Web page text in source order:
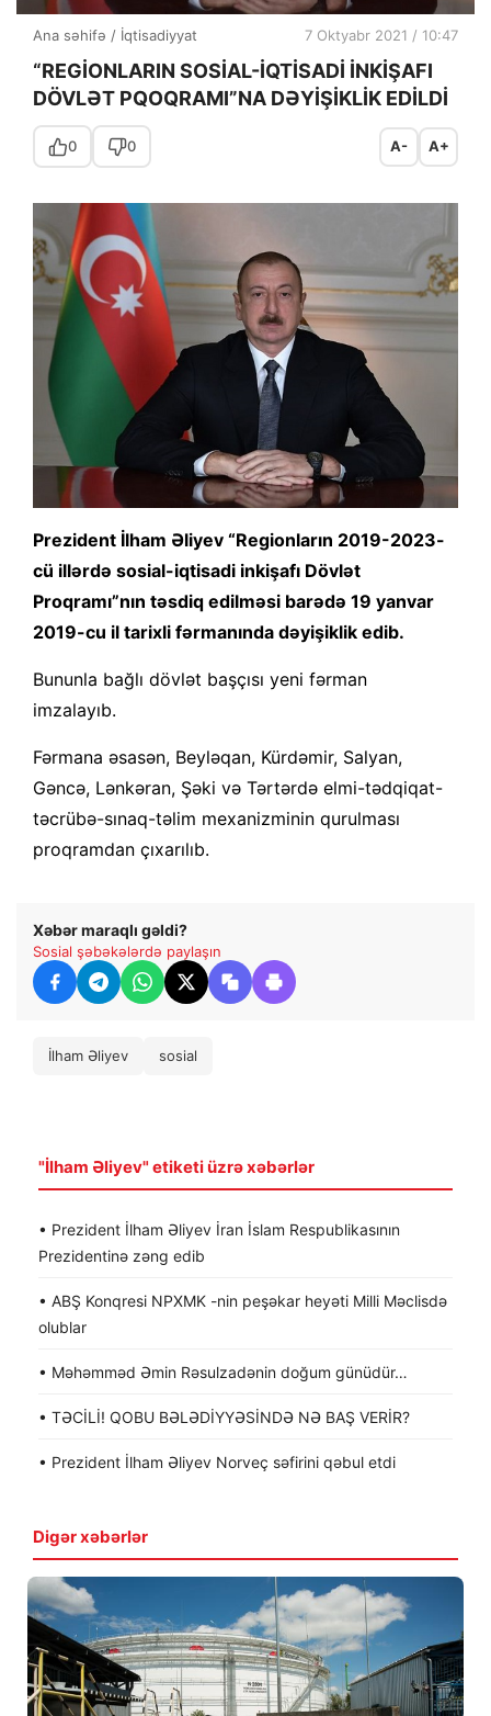
Ana səhifə / İqtisadiyyat 7 Oktyabr 2021 / 10:47
“REGİONLARIN SOSİAL-İQTİSADİ İNKİŞAFI
DÖVLƏT PQOQRAMI”NA DƏYİŞİKLİK EDİLDİ
0 0 A- A+
Prezident İlham Əliyev “Regionların 2019-2023-
cü illərdə sosial-iqtisadi inkişafı Dövlət
Proqramı”nın təsdiq edilməsi barədə 19 yanvar
2019-cu il tarixli fərmanında dəyişiklik edib.
Bununla bağlı dövlət başçısı yeni fərman
imzalayıb.
Fərmana əsasən, Beyləqan, Kürdəmir, Salyan,
Gəncə, Lənkəran, Şəki və Tərtərdə elmi-tədqiqat-
təcrübə-sınaq-təlim mexanizminin qurulması
proqramdan çıxarılıb.
Xəbər maraqlı gəldi?
Sosial şəbəkələrdə paylaşın
İlham Əliyev sosial
"İlham Əliyev" etiketi üzrə xəbərlər
• Prezident İlham Əliyev İran İslam Respublikasının
Prezidentinə zəng edib
• ABŞ Konqresi NPXMK -nin peşəkar heyəti Milli Məclisdə
olublar
• Məhəmməd Əmin Rəsulzadənin doğum günüdür…
• TƏCİLİ! QOBU BƏLƏDİYYƏSİNDƏ NƏ BAŞ VERİR?
• Prezident İlham Əliyev Norveç səfirini qəbul etdi
Digər xəbərlər